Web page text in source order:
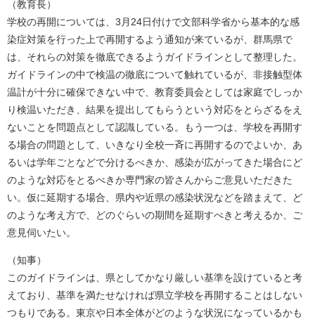
（教育長）
学校の再開については、3月24日付けで文部科学省から基本的な感
染症対策を行った上で再開するよう通知が来ているが、群馬県で
は、それらの対策を徹底できるようガイドラインとして整理した。
ガイドラインの中で検温の徹底について触れているが、非接触型体
温計が十分に確保できない中で、教育委員会としては家庭でしっか
り検温いただき、結果を提出してもらうという対応をとらざるをえ
ないことを問題点として認識している。もう一つは、学校を再開す
る場合の問題として、いきなり全校一斉に再開するのでよいか、あ
るいは学年ごとなどで分けるべきか、感染が広がってきた場合にど
のような対応をとるべきか専門家の皆さんからご意見いただきた
い。仮に延期する場合、県内や近県の感染状況などを踏まえて、ど
のような考え方で、どのぐらいの期間を延期すべきと考えるか、ご
意見伺いたい。
（知事）
このガイドラインは、県としてかなり厳しい基準を設けていると考
えており、基準を満たせなければ県立学校を再開することはしない
つもりである。東京や日本全体がどのような状況になっているかも